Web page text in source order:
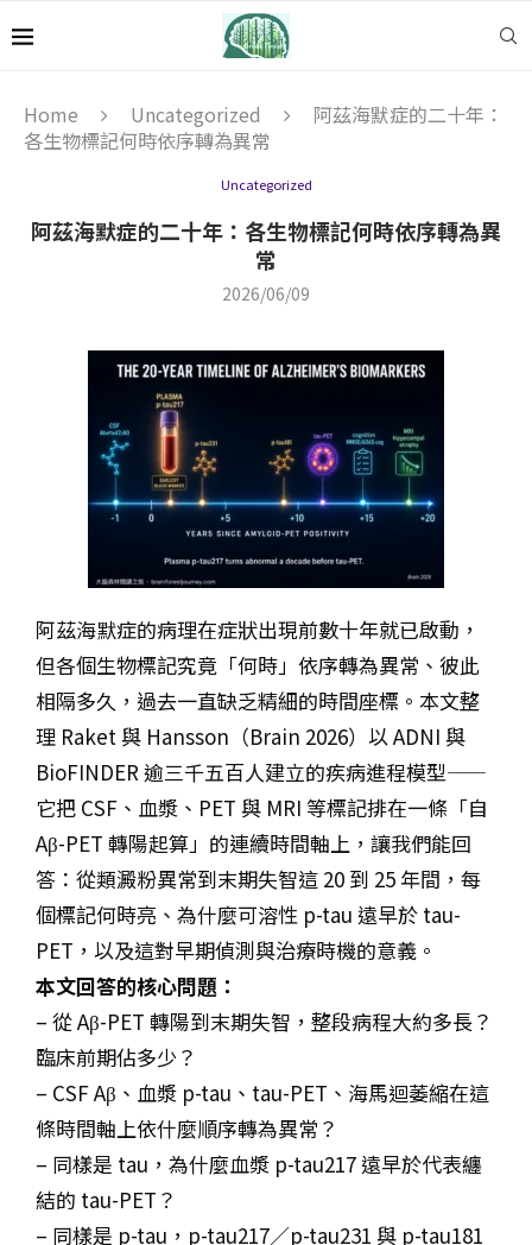
Home Uncategorized
阿茲海默症的二十年：
各生物標記何時依序轉為異常
Uncategorized
阿茲海默症的二十年：各生物標記何時依序轉為異
常
2026/06/09
阿茲海默症的病理在症狀出現前數十年就已啟動，
但各個生物標記究竟「何時」依序轉為異常、彼此
相隔多久，過去一直缺乏精細的時間座標。本文整
理 Raket 與 Hansson（Brain 2026）以 ADNI 與
BioFINDER 逾三千五百人建立的疾病進程模型——
它把 CSF、血漿、PET 與 MRI 等標記排在一條「自
Aβ-PET 轉陽起算」的連續時間軸上，讓我們能回
答：從類澱粉異常到末期失智這 20 到 25 年間，每
個標記何時亮、為什麼可溶性 p-tau 遠早於 tau-
PET，以及這對早期偵測與治療時機的意義。
本文回答的核心問題：
– 從 Aβ-PET 轉陽到末期失智，整段病程大約多長？
臨床前期佔多少？
– CSF Aβ、血漿 p-tau、tau-PET、海馬迴萎縮在這
條時間軸上依什麼順序轉為異常？
– 同樣是 tau，為什麼血漿 p-tau217 遠早於代表纏
結的 tau-PET？
– 同樣是 p-tau，p-tau217／p-tau231 與 p-tau181